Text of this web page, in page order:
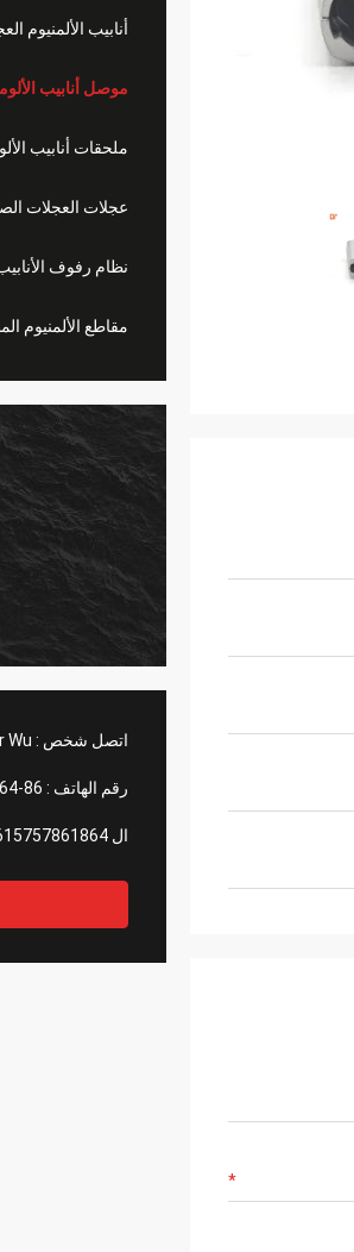
أنابيب الألمنيوم
موصل أنابيب
ملحقات أنابيب
عجلات العجلات
نظام رفوف
مقاطع الألمنيوم
اتصل شخص : Wu
رقم الهاتف : 86-15757861864
ال WhatsApp :